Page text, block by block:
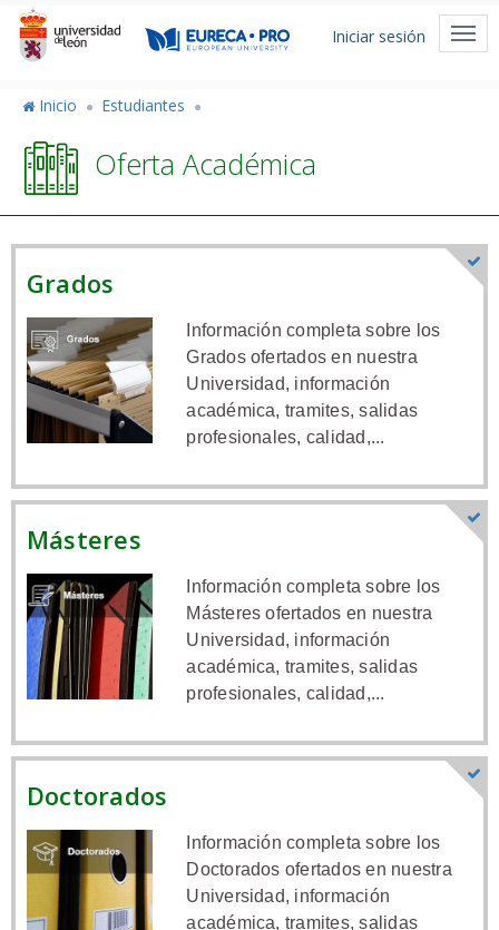
Pasar
contenido
Menú
Iniciar sesión
Inicio Estudiantes
Oferta Académica
Grados
Información completa sobre los
Grados ofertados en nuestra
Universidad, información
académica, tramites, salidas
profesionales, calidad,...
Másteres
Información completa sobre los
Másteres ofertados en nuestra
Universidad, información
académica, tramites, salidas
profesionales, calidad,...
Doctorados
Información completa sobre los
Doctorados ofertados en nuestra
Universidad, información
académica, tramites, salidas